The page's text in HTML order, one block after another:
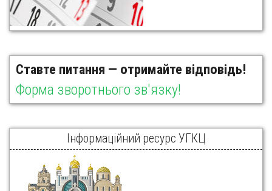
Ставте питання — отримайте відповідь!
Форма зворотнього зв'язку!
Інформаційний ресурс УГКЦ